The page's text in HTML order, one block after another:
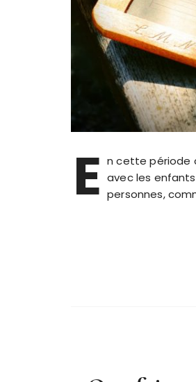
E n cette période
avec les
personnes,